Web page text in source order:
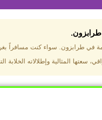
تري
داخليًا، سبا، صالة ألعاب
طرابزون.​
في طرابزون. سواء كنت
سعتها المثالية وإطلالاته